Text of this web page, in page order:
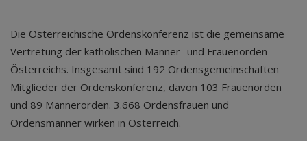
Die Österreichische Ordenskonferenz ist die gemeinsame
Vertretung der katholischen Männer- und Frauenorden
Österreichs. Insgesamt sind 192 Ordensgemeinschaften
Mitglieder der Ordenskonferenz, davon 103 Frauenorden
und 89 Männerorden. 3.668 Ordensfrauen und
Ordensmänner wirken in Österreich.